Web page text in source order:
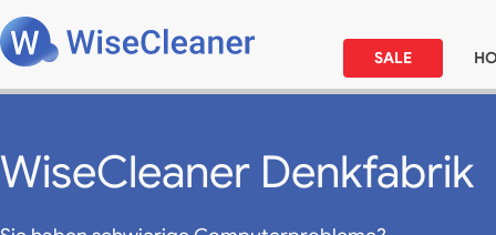
SALE
WiseCleaner Denkfabrik